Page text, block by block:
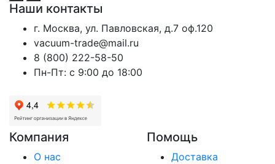
Наши контакты
г. Москва, ул. Павловская, д.7 оф.120
vacuum-trade@mail.ru
8 (800) 222-58-50
Пн-Пт: с 9:00 до 18:00
Компания
О нас
Помощь
Доставка